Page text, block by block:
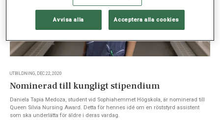
UTBILDNING, DEC 22, 2020
Nominerad till kungligt stipendium
Daniela Tapia Medoza, student vid Sophiahemmet Högskola, är nominerad till
Queen Silvia Nursing Award. Detta för hennes idé om en röststyrd assistent
som ska underlätta för äldre i deras vardag.
Avvisa alla Acceptera alla cookies